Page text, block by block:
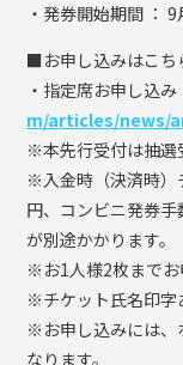
・発券開始期間 ：
■お申し込みはこち
・指定席お申し込み
m/articles/news/
※本先行受付は抽選
※入金時（決済時）
円、コンビニ発券
が別途かかります。
※お1人様2枚までお
※チケット氏名印字
※お申し込みには、
なります。